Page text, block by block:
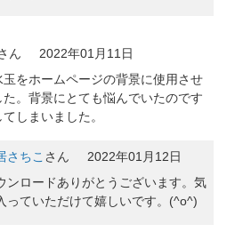
ん
2022年01月11日
玉をホームページの背景に使用させ
。背景にとても悩んでいたのです
しまいました。
さちこ さん
2022年01月12日
ンロードありがとうございます。気
っていただけて嬉しいです。(^o^)